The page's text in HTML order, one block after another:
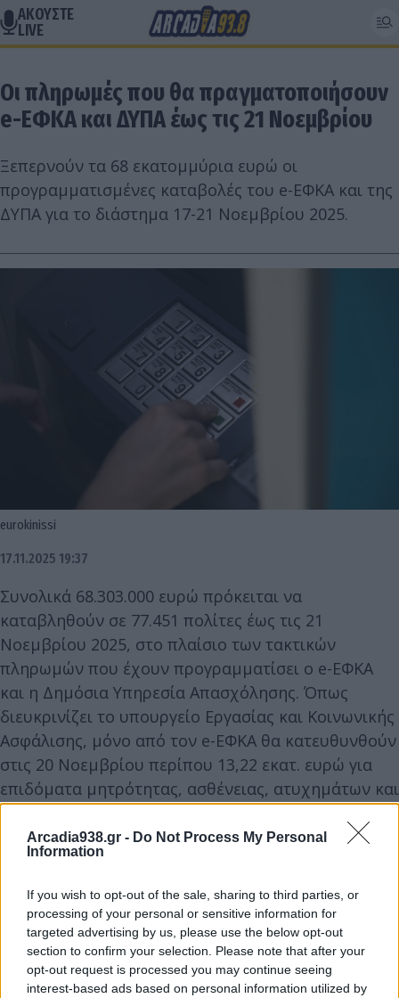
Arcadia938.gr - Do Not Process My Personal
Information
If you wish to opt-out of the sale, sharing to third parties, or
processing of your personal or sensitive information for
targeted advertising by us, please use the below opt-out
section to confirm your selection. Please note that after your
opt-out request is processed you may continue seeing
interest-based ads based on personal information utilized by
ΑΚΟΥΣΤΕ
LIVE
Οι πληρωμές που θα πραγματοποιήσουν
e-ΕΦΚΑ και ΔΥΠΑ έως τις 21 Νοεμβρίου
Ξεπερνούν τα 68 εκατομμύρια ευρώ οι
προγραμματισμένες καταβολές του e-ΕΦΚΑ και της
ΔΥΠΑ για το διάστημα 17-21 Νοεμβρίου 2025.
eurokinissi
17.11.2025 19:37
Συνολικά 68.303.000 ευρώ πρόκειται να
καταβληθούν σε 77.451 πολίτες έως τις 21
Νοεμβρίου 2025, στο πλαίσιο των τακτικών
πληρωμών που έχουν προγραμματίσει ο e-ΕΦΚΑ
και η Δημόσια Υπηρεσία Απασχόλησης. Όπως
διευκρινίζει το υπουργείο Εργασίας και Κοινωνικής
Ασφάλισης, μόνο από τον e-ΕΦΚΑ θα κατευθυνθούν
στις 20 Νοεμβρίου περίπου 13,22 εκατ. ευρώ για
επιδόματα μητρότητας, ασθένειας, ατυχημάτων και
έξοδα κηδείας προς 26.600 δικαιούχους.
Παράλληλα, την περίοδο 17–21 Νοεμβρίου θα
αποδοθούν και 17 εκατ. ευρώ σε 850 άτομα, έπειτα
από την έκδοση νέων αποφάσεων για εφάπαξ
παροχές.
Δες όλες τις λεπτομέρειες των πληρωμών e-
ΕΦΚΑ και ΔΥΠΑ.